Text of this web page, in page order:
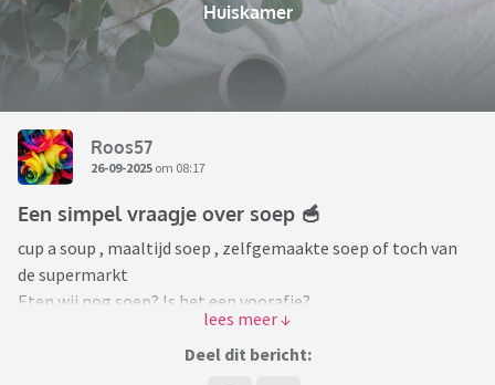
Huiskamer
Roos57
26-09-2025 om 08:17
Een simpel vraagje over soep 🥣
cup a soup , maaltijd soep , zelfgemaakte soep of toch van
de supermarkt
Eten wij nog soep? Is het een voorafje?
Deel dit bericht: